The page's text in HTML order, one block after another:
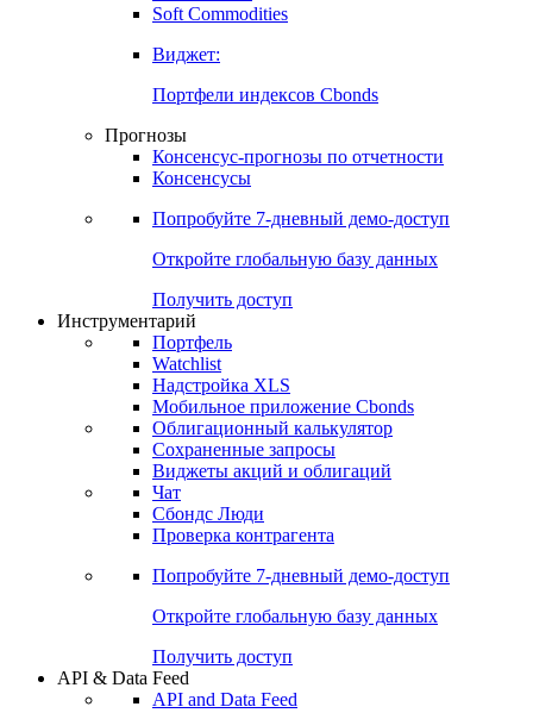
Soft Commodities
Виджет:
Портфели индексов Cbonds
Прогнозы
Консенсус-прогнозы по отчетности
Консенсусы
Попробуйте 7-дневный демо-доступ
Откройте глобальную базу данных
Получить доступ
Инструментарий
Портфель
Watchlist
Надстройка XLS
Мобильное приложение Cbonds
Облигационный калькулятор
Сохраненные запросы
Виджеты акций и облигаций
Чат
Сбондс Люди
Проверка контрагента
Попробуйте 7-дневный демо-доступ
Откройте глобальную базу данных
Получить доступ
API & Data Feed
API and Data Feed